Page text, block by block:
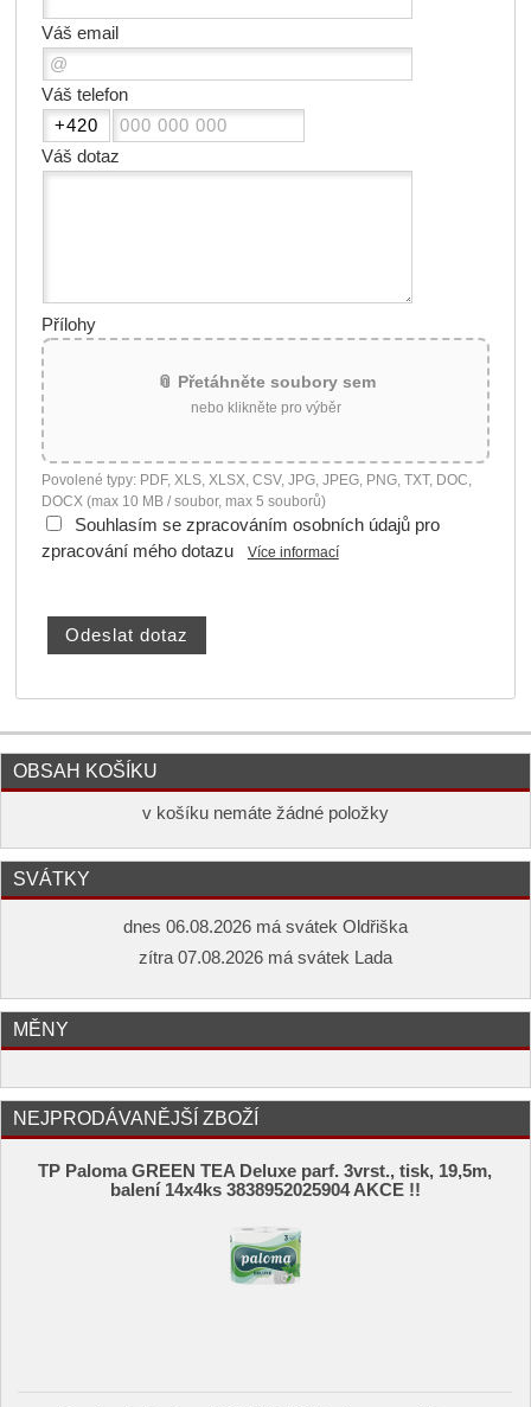
Váš email
Váš telefon
Váš dotaz
Přílohy
📎 Přetáhněte soubory sem
nebo klikněte pro výběr
Povolené typy: PDF, XLS, XLSX, CSV, JPG, JPEG, PNG, TXT, DOC,
DOCX (max 10 MB / soubor, max 5 souborů)
Souhlasím se zpracováním osobních údajů pro
zpracování mého dotazu
Více informací
OBSAH KOŠÍKU
v košíku nemáte žádné položky
SVÁTKY
dnes 06.08.2026 má svátek Oldřiška
zítra 07.08.2026 má svátek Lada
MĚNY
NEJPRODÁVANĚJŠÍ ZBOŽÍ
TP Paloma GREEN TEA Deluxe parf. 3vrst., tisk, 19,5m,
balení 14x4ks 3838952025904 AKCE !!